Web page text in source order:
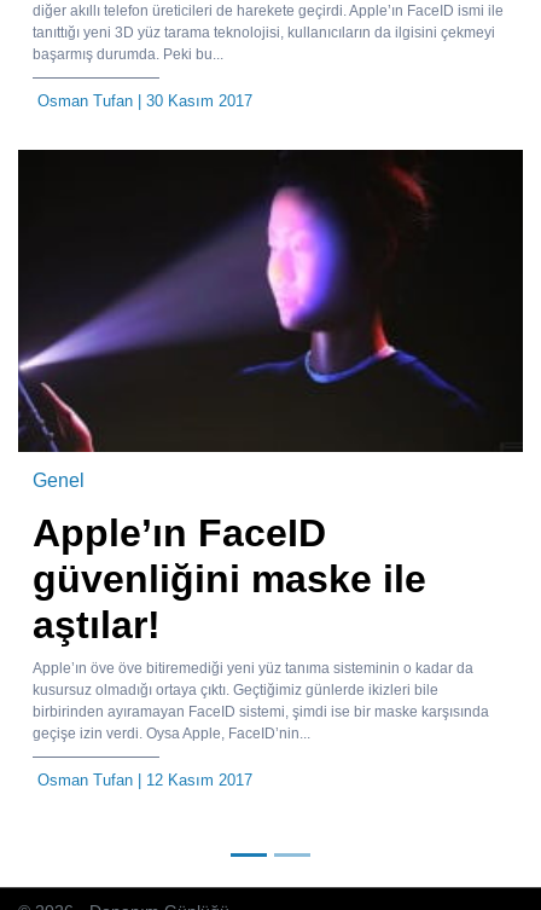
diğer akıllı telefon üreticileri de harekete geçirdi. Apple’ın FaceID ismi ile
tanıttığı yeni 3D yüz tarama teknolojisi, kullanıcıların da ilgisini çekmeyi
başarmış durumda. Peki bu...
Osman Tufan | 30 Kasım 2017
Genel
Apple’ın FaceID
güvenliğini maske ile
aştılar!
Apple’ın öve öve bitiremediği yeni yüz tanıma sisteminin o kadar da
kusursuz olmadığı ortaya çıktı. Geçtiğimiz günlerde ikizleri bile
birbirinden ayıramayan FaceID sistemi, şimdi ise bir maske karşısında
geçişe izin verdi. Oysa Apple, FaceID’nin...
Osman Tufan | 12 Kasım 2017